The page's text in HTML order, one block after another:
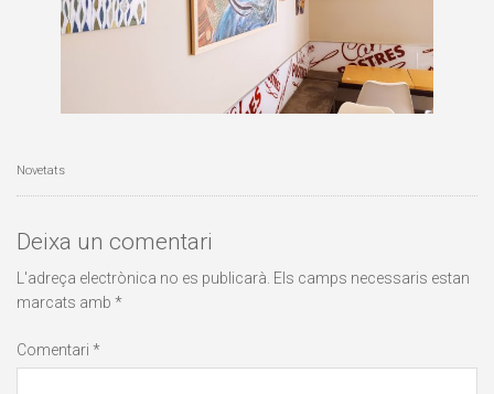
Novetats
Deixa un comentari
L'adreça electrònica no es publicarà. Els camps necessaris estan
marcats amb *
Comentari *